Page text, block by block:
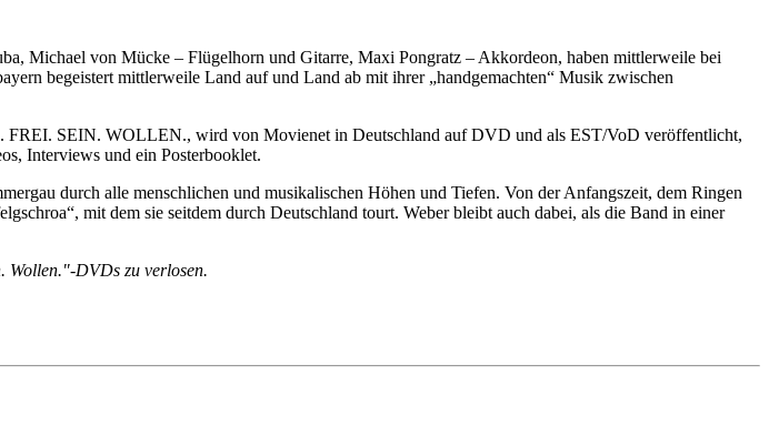
Michael von Mücke – Flügelhorn und Gitarre, Maxi Pongratz – Akkordeon, haben mittlerweile bei
begeistert mittlerweile Land auf und Land ab mit ihrer „handgemachten“ Musik zwischen
SEIN. WOLLEN., wird von Movienet in Deutschland auf DVD und als EST/VoD veröffentlicht,
Interviews und ein Posterbooklet.
durch alle menschlichen und musikalischen Höhen und Tiefen. Von der Anfangszeit, dem Ringen
mit dem sie seitdem durch Deutschland tourt. Weber bleibt auch dabei, als die Band in einer
DVDs zu verlosen.